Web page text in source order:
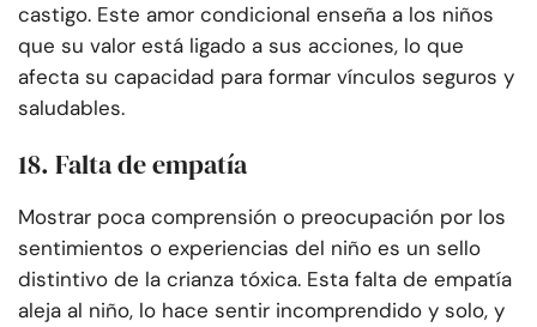
castigo. Este amor condicional enseña a los niños
que su valor está ligado a sus acciones, lo que
afecta su capacidad para formar vínculos seguros y
saludables.
18. Falta de empatía
Mostrar poca comprensión o preocupación por los
sentimientos o experiencias del niño es un sello
distintivo de la crianza tóxica. Esta falta de empatía
aleja al niño, lo hace sentir incomprendido y solo, y